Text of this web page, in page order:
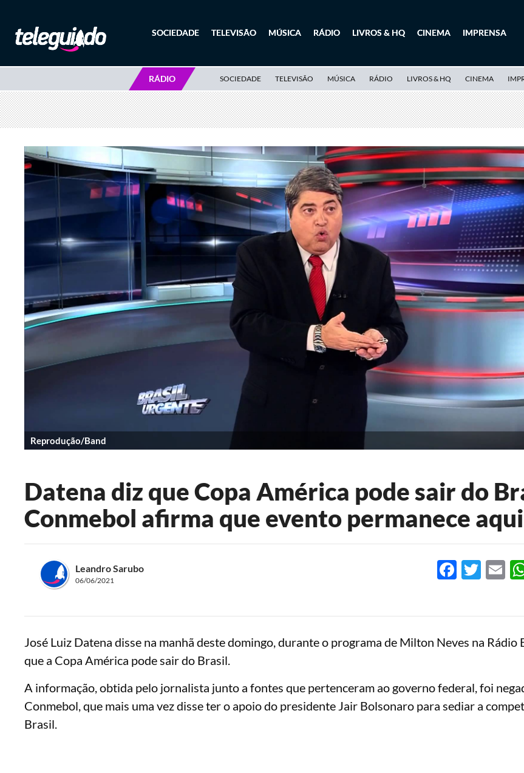
SOCIEDADE TELEVISÃO MÚSICA RÁDIO LIVROS & HQ CINEMA IMPRENSA
RÁDIO SOCIEDADE TELEVISÃO MÚSICA RÁDIO LIVROS & HQ CINEMA
Reprodução/Band
Datena diz que Copa América pode sair do
Conmebol afirma que evento permanece aqui
Leandro Sarubo
06/06/2021
José Luiz Datena disse na manhã deste domingo, durante o programa de Milton Neves na Rádio
que a Copa América pode sair do Brasil.
A informação, obtida pelo jornalista junto a fontes que pertenceram ao governo federal, foi
Conmebol, que mais uma vez disse ter o apoio do presidente Jair Bolsonaro para sediar a
Brasil.